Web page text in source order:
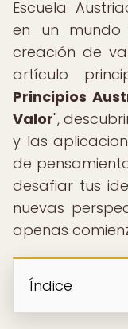
Escuela
en un mundo
creación de
artículo
Principios
Valor",
y las
de
desafiar tus
nuevas
apenas
Índice